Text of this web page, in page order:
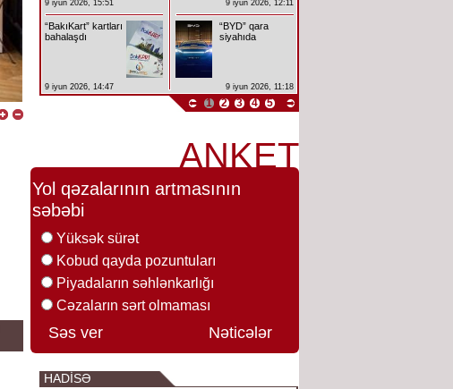
9 iyun 2026, 15:51
“BakıKart” kartları
bahalaşdı
9 iyun 2026, 14:47
9 iyun 2026, 12:11
“BYD” qara
siyahıda
9 iyun 2026, 11:18
1 2 3 4 5
ANKET
Yol qəzalarının artmasının
səbəbi
Yüksək sürət
Kobud qayda pozuntuları
Piyadaların səhlənkarlığı
Cəzaların sərt olmaması
Səs ver Nəticələr
HADİSƏ